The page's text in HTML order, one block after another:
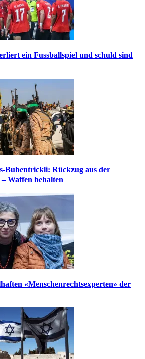
ein Fussballspiel und schuld sind
Bubentrickli: Rückzug aus der
Waffen behalten
«Menschenrechtsexperten» der